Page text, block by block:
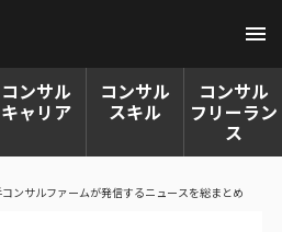
コンサル
キャリア
コンサル
スキル
コンサル
フリーラン
ス
ンサルファームが発信するニュースを総まとめ